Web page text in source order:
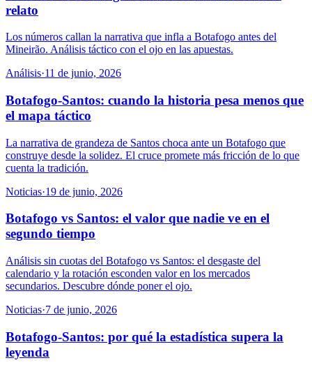
relato
Los números callan la narrativa que infla a Botafogo antes del
Mineirão. Análisis táctico con el ojo en las apuestas.
Análisis·11 de junio, 2026
Botafogo-Santos: cuando la historia pesa menos que
el mapa táctico
La narrativa de grandeza de Santos choca ante un Botafogo que
construye desde la solidez. El cruce promete más fricción de lo que
cuenta la tradición.
Noticias·19 de junio, 2026
Botafogo vs Santos: el valor que nadie ve en el
segundo tiempo
Análisis sin cuotas del Botafogo vs Santos: el desgaste del
calendario y la rotación esconden valor en los mercados
secundarios. Descubre dónde poner el ojo.
Noticias·7 de junio, 2026
Botafogo-Santos: por qué la estadística supera la
leyenda